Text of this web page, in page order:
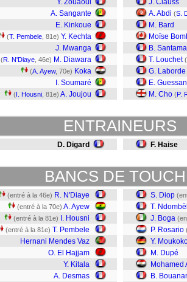
Y. Zouaoui
A. Sangante
E. Kinkoue
(T. Pembele , 81e) Y. Kechta
J. Mwanga
(R. N'Diaye , 46e) M. Diawara
(A. Ayew, 70e) Koka
I. Soumaré
(I. Housni , 81e) A. Joujou
J. Clauss
A. Abdi (S.
M. Bard
Moïse
B.
T. Louchet (
G. Laborde
E.
M. Cho (P.
ENTRAINEURS
D. Digard F. Haise
BANCS DE
(entré à la 46e) R. N'Diaye
(entré à la 70e) A. Ayew
(entré à la 81e) I. Housni
(entré à la 81e) T. Pembele
Hernani Mendes Vaz
O. El Hajjam
Y. Kitala
A. Desmas
S. Diop
T.
J. Boga
P. Rosario
Y.
M. Dupé
Mohamed
B.